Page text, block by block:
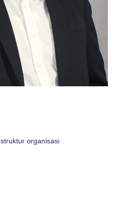
struktur organisasi